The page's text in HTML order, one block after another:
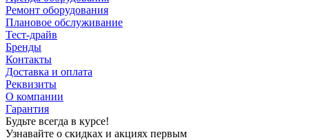
Ремонт оборудования
Плановое обслуживание
Тест-драйв
Бренды
Контакты
Доставка и оплата
Реквизиты
О компании
Гарантия
Будьте всегда в курсе!
Узнавайте о скидках и акциях первым